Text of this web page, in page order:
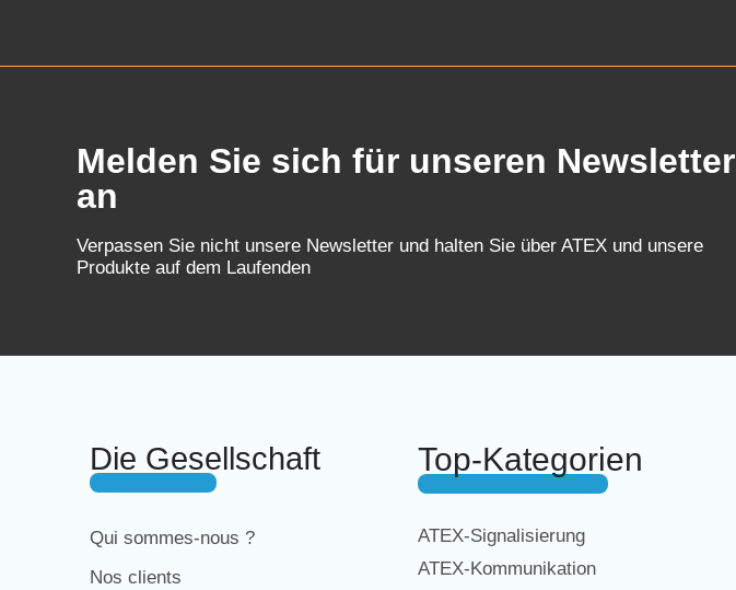
Melden Sie sich für unseren Newsletter
an
Verpassen Sie nicht unsere Newsletter und halten Sie über ATEX und unsere
Produkte auf dem Laufenden
Die Gesellschaft
Qui sommes-nous ?
Nos clients
Top-Kategorien
ATEX-Signalisierung
ATEX-Kommunikation